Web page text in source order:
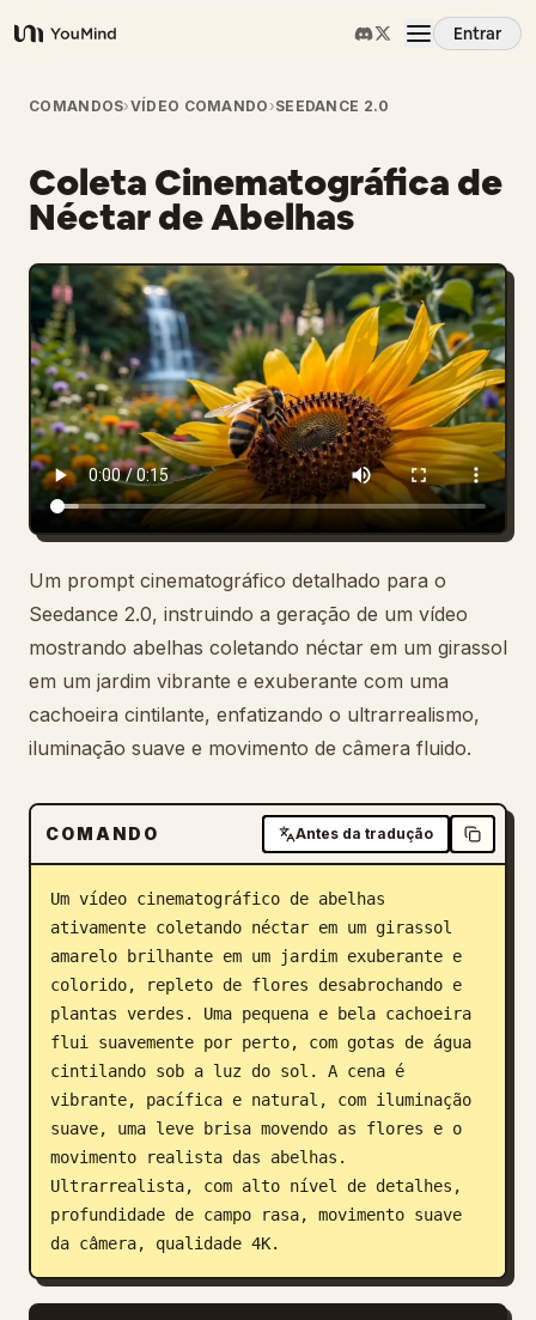
YouMind
Entrar
Visão Geral
Casos de Uso
Habilidades
Prompts
Preços
Baixar
Blog
Atualizações
COMANDOS›VÍDEO COMANDO ›SEEDANCE 2.0
Coleta Cinematográfica de
Néctar de Abelhas
Um prompt cinematográfico detalhado para o
Seedance 2.0, instruindo a geração de um vídeo
mostrando abelhas coletando néctar em um girassol
em um jardim vibrante e exuberante com uma
cachoeira cintilante, enfatizando o ultrarrealismo,
iluminação suave e movimento de câmera fluido.
COMANDO Antes da tradução
Um vídeo cinematográfico de abelhas
ativamente coletando néctar em um girassol
amarelo brilhante em um jardim exuberante e
colorido, repleto de flores desabrochando e
plantas verdes. Uma pequena e bela cachoeira
flui suavemente por perto, com gotas de água
cintilando sob a luz do sol. A cena é
vibrante, pacífica e natural, com iluminação
suave, uma leve brisa movendo as flores e o
movimento realista das abelhas.
Ultrarrealista, com alto nível de detalhes,
profundidade de campo rasa, movimento suave
da câmera, qualidade 4K.